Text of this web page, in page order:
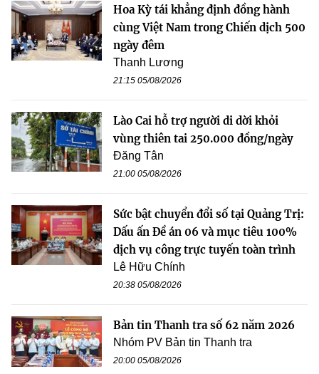
Hoa Kỳ tái khẳng định đồng hành
cùng Việt Nam trong Chiến dịch 500
ngày đêm
Thanh Lương
21:15 05/08/2026
Lào Cai hỗ trợ người di dời khỏi
vùng thiên tai 250.000 đồng/ngày
Đăng Tân
21:00 05/08/2026
Sức bật chuyển đổi số tại Quảng Trị:
Dấu ấn Đề án 06 và mục tiêu 100%
dịch vụ công trực tuyến toàn trình
Lê Hữu Chính
20:38 05/08/2026
Bản tin Thanh tra số 62 năm 2026
Nhóm PV Bản tin Thanh tra
20:00 05/08/2026